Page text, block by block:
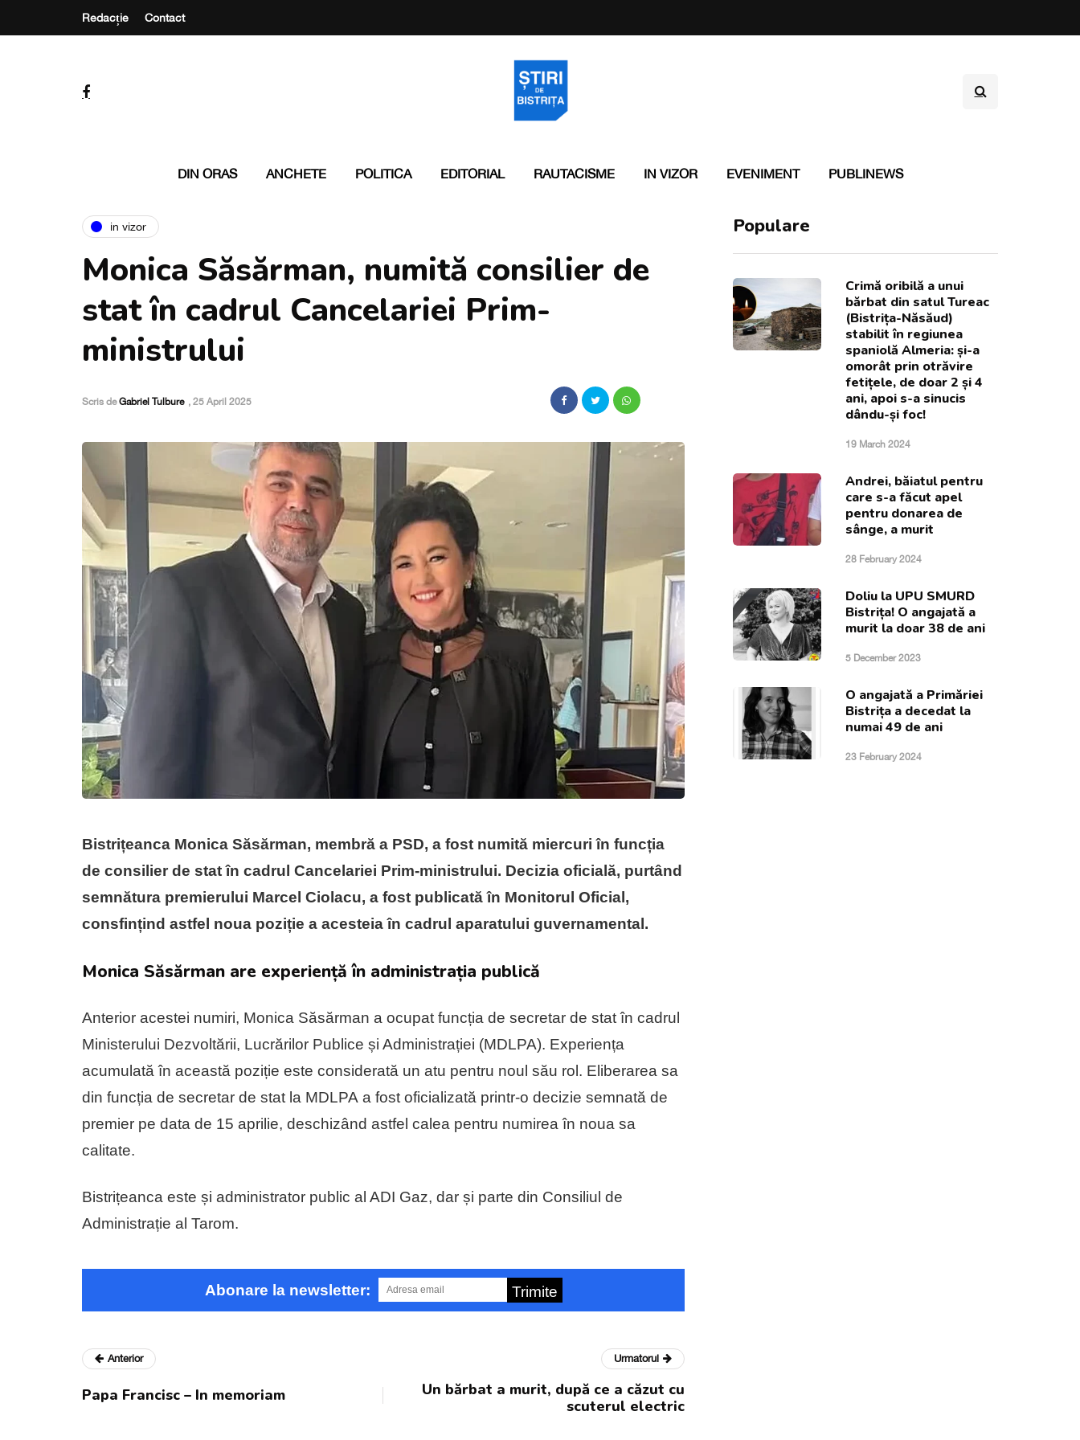
Redacție Contact
DIN ORAS ANCHETE POLITICA EDITORIAL RAUTACISME IN VIZOR EVENIMENT PUBLINEWS
in vizor
Monica Săsărman, numită consilier de
stat în cadrul Cancelariei Prim-
ministrului
Scris deGabriel Tulbure , 25 April 2025
Bistrițeanca Monica Săsărman, membră a PSD, a fost numită miercuri în funcția
de consilier de stat în cadrul Cancelariei Prim-ministrului. Decizia oficială, purtând
semnătura premierului Marcel Ciolacu, a fost publicată în Monitorul Oficial,
consfințind astfel noua poziție a acesteia în cadrul aparatului guvernamental.
Monica Săsărman are experiență în administrația publică
Anterior acestei numiri, Monica Săsărman a ocupat funcția de secretar de stat în cadrul
Ministerului Dezvoltării, Lucrărilor Publice și Administrației (MDLPA). Experiența
acumulată în această poziție este considerată un atu pentru noul său rol. Eliberarea sa
din funcția de secretar de stat la MDLPA a fost oficializată printr-o decizie semnată de
premier pe data de 15 aprilie, deschizând astfel calea pentru numirea în noua sa
calitate.
Bistrițeanca este și administrator public al ADI Gaz, dar și parte din Consiliul de
Administrație al Tarom.
Abonare la newsletter: Trimite
Populare
Crimă oribilă a unui
bărbat din satul Tureac
(Bistrița-Năsăud)
stabilit în regiunea
spaniolă Almeria: și-a
omorât prin otrăvire
fetițele, de doar 2 și 4
ani, apoi s-a sinucis
dându-și foc!
19 March 2024
Andrei, băiatul pentru
care s-a făcut apel
pentru donarea de
sânge, a murit
28 February 2024
Doliu la UPU SMURD
Bistrița! O angajată a
murit la doar 38 de ani
5 December 2023
O angajată a Primăriei
Bistrița a decedat la
numai 49 de ani
23 February 2024
Anterior
Papa Francisc – In memoriam
Urmatorul
Un bărbat a murit, după ce a căzut cu
scuterul electric